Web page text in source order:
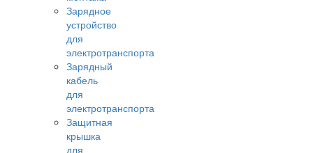
Зарядное
устройство
для
электротранспорта
Зарядный
кабель
для
электротранспорта
Защитная
крышка
для